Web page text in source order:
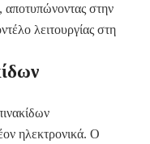
στην
λειτουργίας στη
ηλεκτρονικά. Ο